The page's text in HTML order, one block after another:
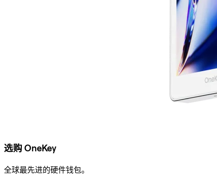
选购 OneKey
全球最先进的硬件钱包。